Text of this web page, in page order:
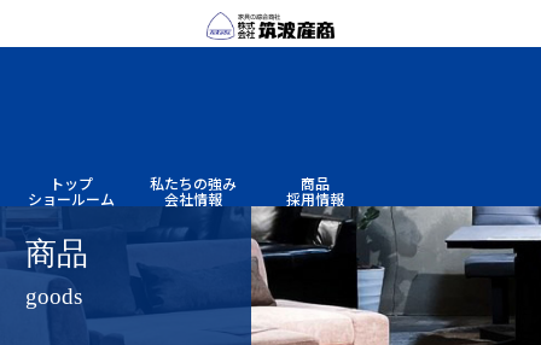
トップ 私たちの強み 商品
ショールーム 会社情報 採用情報
商品
goods